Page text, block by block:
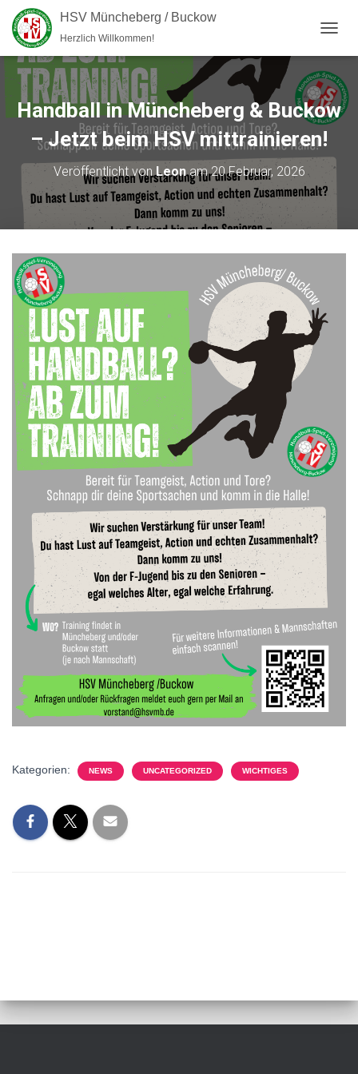
HSV Müncheberg / Buckow
Herzlich Willkommen!
Handball in Müncheberg & Buckow
– Jetzt beim HSV mittrainieren!
Veröffentlicht vonLeonam20 Februar, 2026
Kategorien: NEWS UNCATEGORIZED WICHTIGES